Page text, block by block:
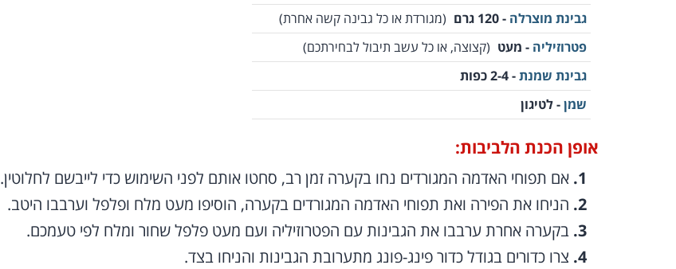
גבינת מוצרלה - 120 גרם
(מגורדת או כל גבינה קשה אחרת)
פטרוזיליה - מעט (קצוצה, או כל עשב תיבול לבחירתכם)
גבינת שמנת- 2-4 כפות
שמן- לטיגון
אופן הכנת הלביבות:
אם תפוחי האדמה המגורדים נחו בקערה זמן רב, סחטו אותם לפני השימוש כדי לייבשם לחלוטין.
הניחו את הפירה ואת תפוחי האדמה המגורדים בקערה, הוסיפו מעט מלח ופלפל וערבבו היטב.
בקערה אחרת ערבבו את הגבינות עם הפטרוזיליה ועם מעט פלפל שחור ומלח לפי טעמכם.
צרו כדורים בגודל כדור פינג-פונג מתערובת הגבינות והניחו בצד.